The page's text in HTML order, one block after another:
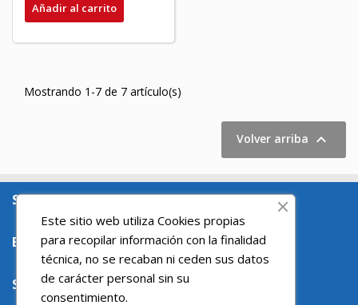
Añadir al carrito
Mostrando 1-7 de 7 artículo(s)
Volver arriba 
SOBRE NOSOTROS
ENLACES DE INTERES
SU CUENTA
Este sitio web utiliza Cookies propias
para recopilar información con la finalidad
técnica, no se recaban ni ceden sus datos
de carácter personal sin su
consentimiento.